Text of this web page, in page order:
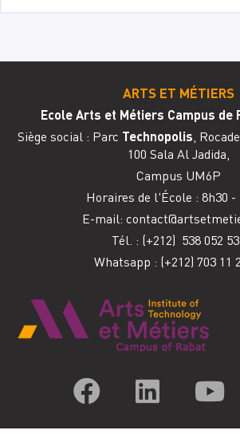
ARTS ET MÉTIERS
Ecole Arts et Métiers Campus de
Siège social : Parc Technopolis,
100 Sala Al Jadida,
Campus UM6P
Horaires de l'École : 8h30 -
E-mail:
Tél. : (+212) 538 052
Whatsapp : (+212) 703 11